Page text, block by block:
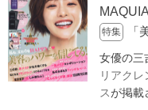
特集 「
女優の三
リアク
スが掲載